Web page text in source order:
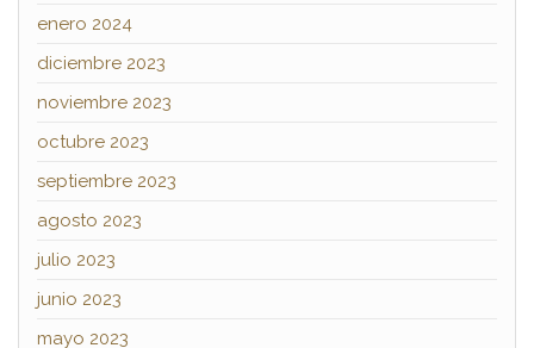
enero 2024
diciembre 2023
noviembre 2023
octubre 2023
septiembre 2023
agosto 2023
julio 2023
junio 2023
mayo 2023